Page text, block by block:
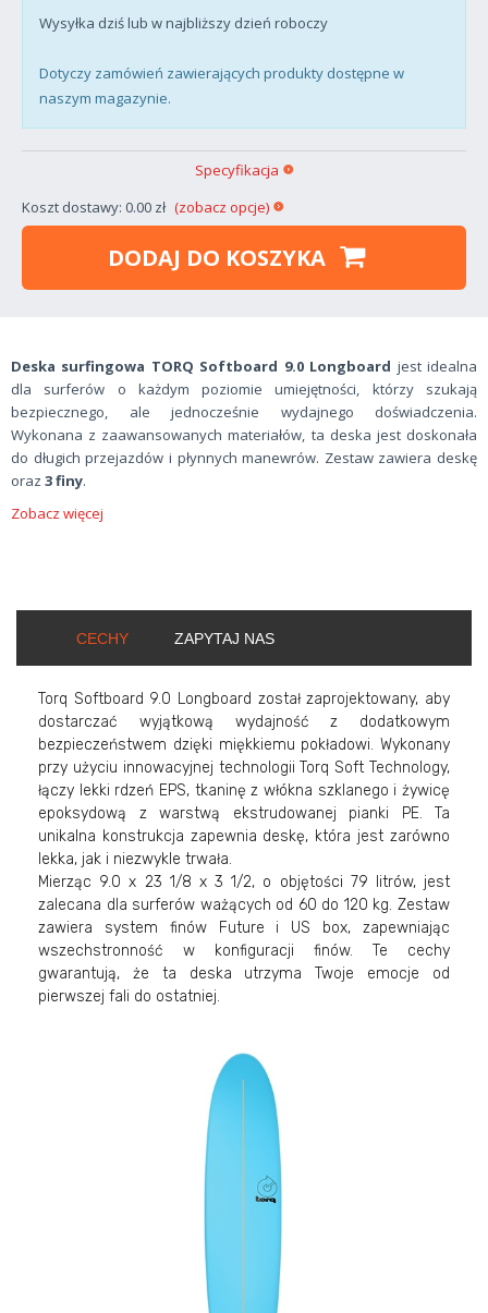
Wysyłka dziś lub w najbliższy dzień roboczy
Dotyczy zamówień zawierających produkty dostępne w
naszym magazynie.
Koszt dostawy: 0.00 zł (zobacz opcje)
Specyfikacja
DODAJ DO KOSZYKA
Deska surfingowa TORQ Softboard 9.0 Longboard jest idealna
dla surferów o każdym poziomie umiejętności, którzy szukają
bezpiecznego, ale jednocześnie wydajnego doświadczenia.
Wykonana z zaawansowanych materiałów, ta deska jest doskonała
do długich przejazdów i płynnych manewrów. Zestaw zawiera deskę
oraz 3 finy.
Zobacz więcej
CECHY ZAPYTAJ NAS
Torq Softboard 9.0 Longboard został zaprojektowany, aby
dostarczać wyjątkową wydajność z dodatkowym
bezpieczeństwem dzięki miękkiemu pokładowi. Wykonany
przy użyciu innowacyjnej technologii Torq Soft Technology,
łączy lekki rdzeń EPS, tkaninę z włókna szklanego i żywicę
epoksydową z warstwą ekstrudowanej pianki PE. Ta
unikalna konstrukcja zapewnia deskę, która jest zarówno
lekka, jak i niezwykle trwała.
Mierząc 9.0 x 23 1/8 x 3 1/2, o objętości 79 litrów, jest
zalecana dla surferów ważących od 60 do 120 kg. Zestaw
zawiera system finów Future i US box, zapewniając
wszechstronność w konfiguracji finów. Te cechy
gwarantują, że ta deska utrzyma Twoje emocje od
pierwszej fali do ostatniej.